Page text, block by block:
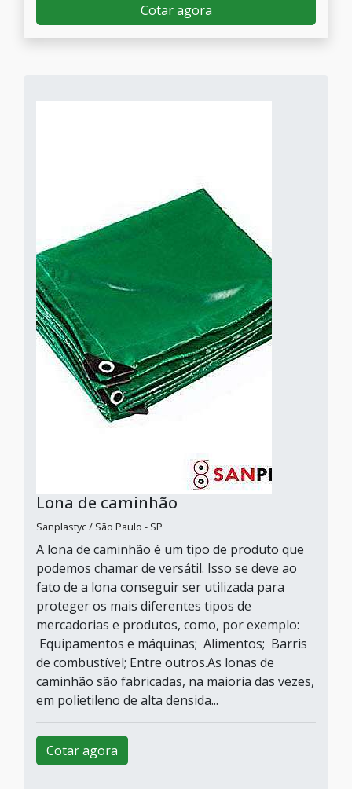
Cotar agora
Lona de caminhão
Sanplastyc / São Paulo - SP
A lona de caminhão é um tipo de produto que
podemos chamar de versátil. Isso se deve ao
fato de a lona conseguir ser utilizada para
proteger os mais diferentes tipos de
mercadorias e produtos, como, por exemplo:
Equipamentos e máquinas; Alimentos; Barris
de combustível; Entre outros.As lonas de
caminhão são fabricadas, na maioria das vezes,
em polietileno de alta densida...
Cotar agora